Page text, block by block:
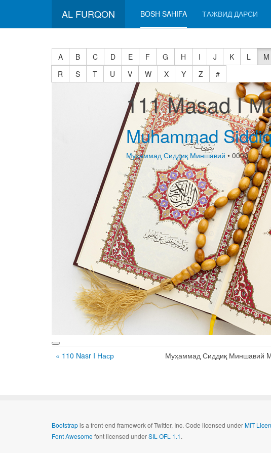
AL FURQON BOSH SAHIFA ТАЖВИД ДАРСИ
A B C D E F G H I J K L M
R
S T U V W X Y Z
#
111 Masad I
Muhammad
Муҳаммад Сиддиқ Миншавий • 0000
« 110 Nasr I Наср Муҳаммад Сиддиқ Миншавий
Bootstrapis a front-end framework of Twitter, Inc. Code licensed underMIT
Font Awesomefont licensed underSIL OFL 1.1.